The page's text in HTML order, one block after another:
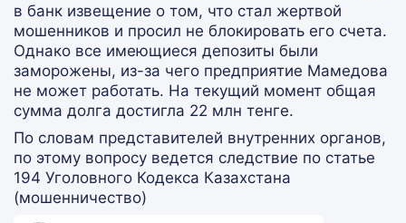
в банк извещение о том, что стал жертвой
мошенников и просил не блокировать его счета.
Однако все имеющиеся депозиты были
заморожены, из-за чего предприятие Мамедова
не может работать. На текущий момент общая
сумма долга достигла 22 млн тенге.
По словам представителей внутренних органов,
по этому вопросу ведется следствие по статье
194 Уголовного Кодекса Казахстана
(мошенничество)